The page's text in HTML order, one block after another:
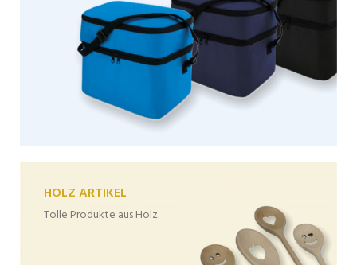
HOLZ ARTIKEL
Tolle Produkte aus Holz.